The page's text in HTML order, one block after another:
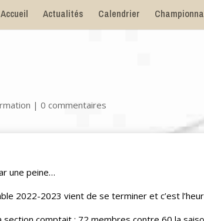
Accueil Actualités Calendrier
|0 commentaires
une peine…
2022-2023 vient de se terminer et c’est